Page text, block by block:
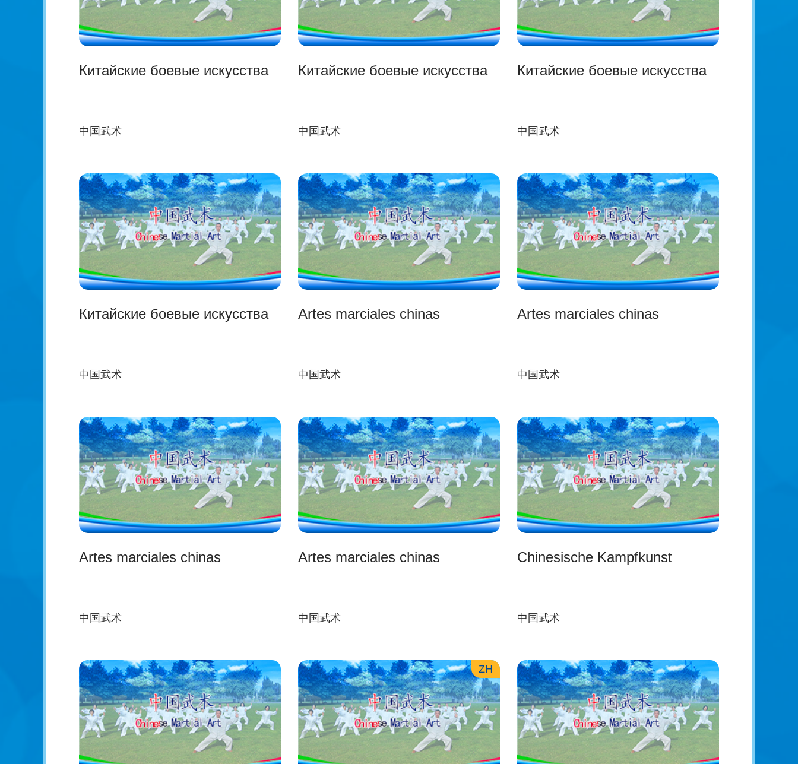
Китайские боевые искусства
中国武术
Китайские боевые искусства
中国武术
Китайские боевые искусства
中国武术
Китайские боевые искусства
中国武术
Artes marciales chinas
中国武术
Artes marciales chinas
中国武术
Artes marciales chinas
中国武术
Artes marciales chinas
中国武术
Chinesische Kampfkunst
中国武术
ZH